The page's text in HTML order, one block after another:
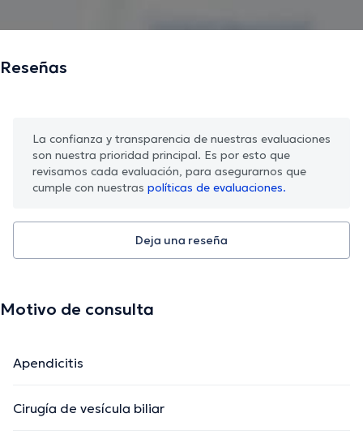
Reseñas
La confianza y transparencia de nuestras evaluaciones
son nuestra prioridad principal. Es por esto que
revisamos cada evaluación, para asegurarnos que
cumple con nuestras políticas de evaluaciones.
Deja una reseña
Motivo de consulta
Apendicitis
Cirugía de vesícula biliar